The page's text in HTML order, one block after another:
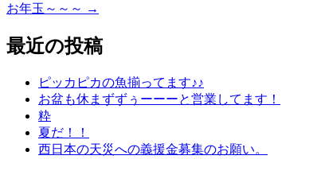
お年玉～～～ →
最近の投稿
ピッカピカの魚揃ってます♪♪
お盆も休まずずぅーーーと営業してます！
粋
夏だ！！
西日本の天災への義援金募集のお願い。